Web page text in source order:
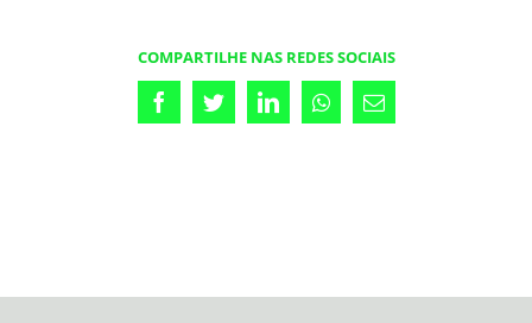
COMPARTILHE NAS REDES SOCIAIS
FacebookTwitterLinkedInWhatsappEmail